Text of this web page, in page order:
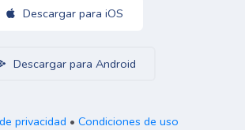
Descargar para iOS
Descargar para Android
privacidad • Condiciones de uso